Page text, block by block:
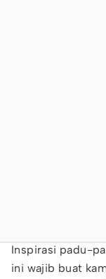
Inspirasi padu-
ini wajib buat